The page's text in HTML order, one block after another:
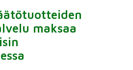
maksaa